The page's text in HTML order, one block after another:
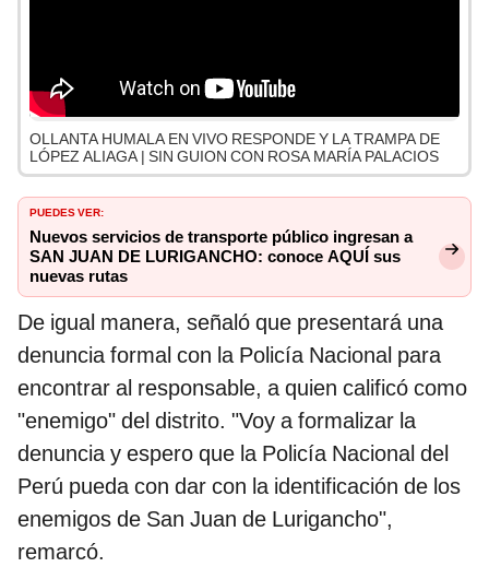
OLLANTA HUMALA EN VIVO RESPONDE Y LA TRAMPA DE
LÓPEZ ALIAGA | SIN GUION CON ROSA MARÍA PALACIOS
PUEDES VER:
Nuevos servicios de transporte público ingresan a
SAN JUAN DE LURIGANCHO: conoce AQUÍ sus
nuevas rutas
De igual manera, señaló que presentará una
denuncia formal con la Policía Nacional para
encontrar al responsable, a quien calificó como
"enemigo" del distrito. "Voy a formalizar la
denuncia y espero que la Policía Nacional del
Perú pueda con dar con la identificación de los
enemigos de San Juan de Lurigancho",
remarcó.